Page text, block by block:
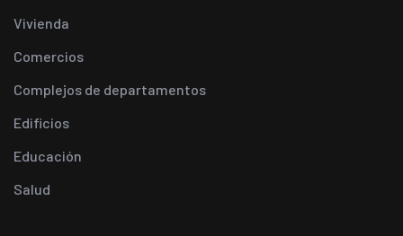
Vivienda
Comercios
Complejos de departamentos
Edificios
Educación
Salud